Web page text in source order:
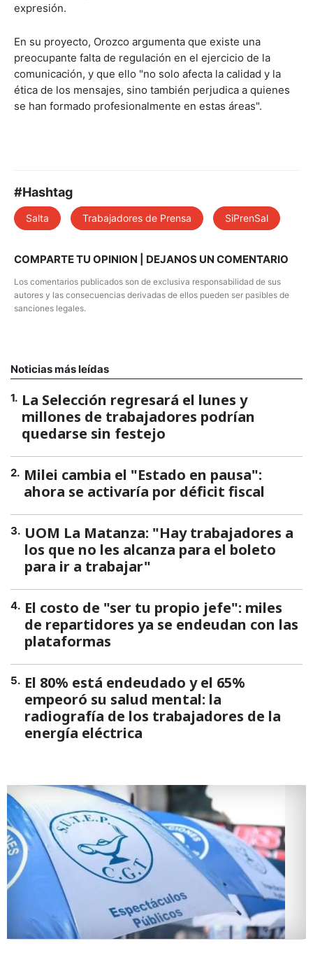
expresión.
En su proyecto, Orozco argumenta que existe una
preocupante falta de regulación en el ejercicio de la
comunicación, y que ello "no solo afecta la calidad y la
ética de los mensajes, sino también perjudica a quienes
se han formado profesionalmente en estas áreas".
#Hashtag
Salta Trabajadores de Prensa SiPrenSal
COMPARTE TU OPINION | DEJANOS UN COMENTARIO
Los comentarios publicados son de exclusiva responsabilidad de sus
autores y las consecuencias derivadas de ellos pueden ser pasibles de
sanciones legales.
Noticias más leídas
1. La Selección regresará el lunes y
millones de trabajadores podrían
quedarse sin festejo
2. Milei cambia el "Estado en pausa":
ahora se activaría por déficit fiscal
3. UOM La Matanza: "Hay trabajadores a
los que no les alcanza para el boleto
para ir a trabajar"
4. El costo de "ser tu propio jefe": miles
de repartidores ya se endeudan con las
plataformas
5. El 80% está endeudado y el 65%
empeoró su salud mental: la
radiografía de los trabajadores de la
energía eléctrica